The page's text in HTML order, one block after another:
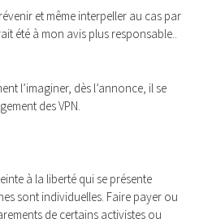
et même interpeller au cas par
été à mon avis plus responsable..
l’imaginer, dès l’annonce, il se
des VPN.
à la liberté qui se présente
sont individuelles. Faire payer ou
de certains activistes ou